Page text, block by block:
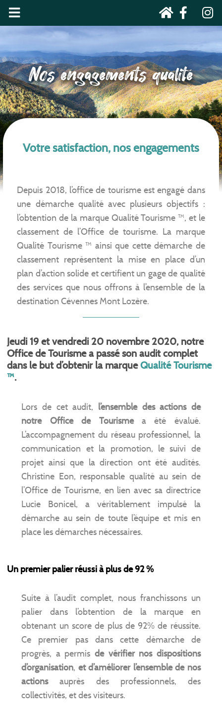
Nos engagements qualité
Votre satisfaction, nos engagements
Depuis 2018, l’office de tourisme est engagé dans
une démarche qualité avec plusieurs objectifs :
l’obtention de la marque Qualité Tourisme ™, et le
classement de l’Office de tourisme. La marque
Qualité Tourisme ™ ainsi que cette démarche de
classement représentent la mise en place d’un
plan d’action solide et certifient un gage de qualité
des services que nous offrons à l’ensemble de la
destination Cévennes Mont Lozère.
Jeudi 19 et vendredi 20 novembre 2020, notre
Office de Tourisme a passé son audit complet
dans le but d’obtenir la marqueQualité Tourisme
™.
Lors de cet audit, l’ensemble des actions de
notre Office de Tourismea été évalué.
L’accompagnement du réseau professionnel, la
communication et la promotion, le suivi de
projet ainsi que la direction ont été audités.
Christine Eon, responsable qualité au sein de
l’Office de Tourisme, en lien avec sa directrice
Lucie Bonicel, a véritablement impulsé la
démarche au sein de toute l’équipe et mis en
place les démarches nécessaires.
Un premier palier réussi à plus de 92 %
Suite à l’audit complet, nous franchissons un
palier dans l’obtention de la marque en
obtenant un score de plus de 92% de réussite.
Ce premier pas dans cette démarche de
progrès, a permis de vérifier nos dispositions
d’organisation, et d’améliorer l’ensemble de nos
actionsauprès des professionnels, des
collectivités, et des visiteurs.